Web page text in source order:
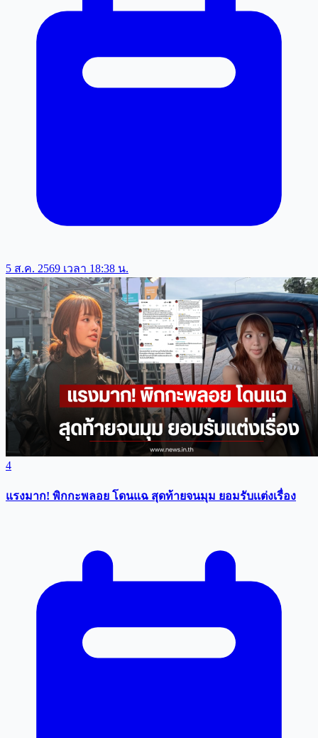
5 ส.ค. 2569 เวลา 18:38 น.
4
แรงมาก! พิกกะพลอย โดนแฉ สุดท้ายจนมุม ยอมรับเเต่งเรื่อง